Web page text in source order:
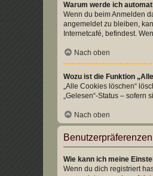
Warum werde ich
Wenn du beim Anmelden
angemeldet zu bleiben,
Internetcafé, befindest.
Nach oben
Wozu ist die Funktion
„Alle Cookies löschen“
„Gelesen“-Status – sofern
Nach oben
Wie kann ich meine
Wenn du dich registriert